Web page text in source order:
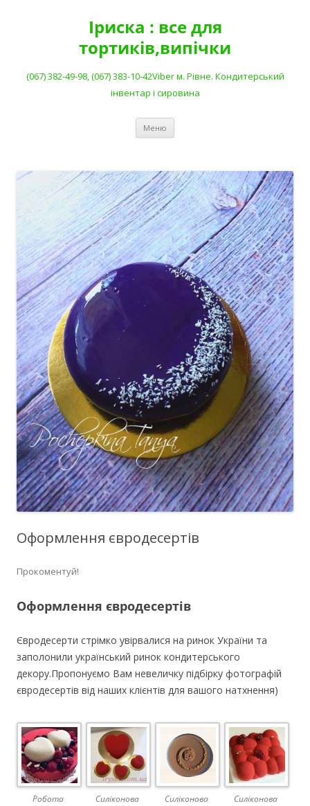
Іриска : все для
тортиків,випічки
(067) 382-49-98, (067) 383-10-42Viber м. Рівне. Кондитерський
інвентар і сировина
Меню
Оформлення євродесертів
Прокоментуй!
Оформлення євродесертів
Євродесерти стрімко увірвалися на ринок України та
заполонили український ринок кондитерського
декору.Пропонуємо Вам невеличку підбірку фотографій
євродесертів від наших клієнтів для вашого натхнення)
Робота
Силіконова
Силіконова
Силіконова